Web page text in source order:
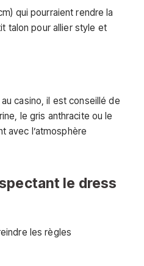
qui pourraient rendre la
talon pour allier style et
casino, il est conseillé de
le gris anthracite ou le
avec l’atmosphère
le dress
les règles